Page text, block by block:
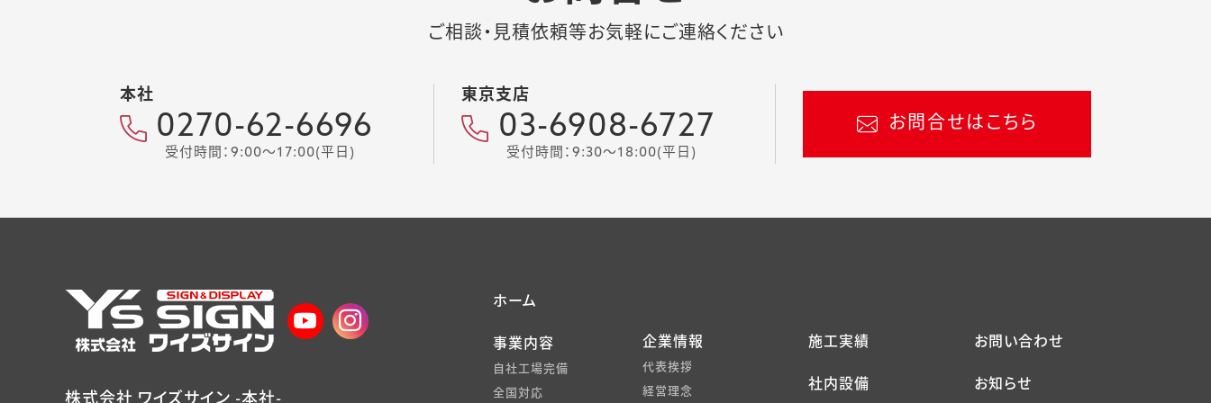
ご相談・見積依頼等お気軽にご連絡ください
本社
0270-62-6696
受付時間：9:00～17:00(平日)
東京支店
03-6908-6727
受付時間：9:30～18:00(平日)
お問合せはこちら
ホーム
事業内容
自社工場完備
全国対応
企業情報
代表挨拶
経営理念
施工実績
社内設備
お問い合わせ
お知らせ